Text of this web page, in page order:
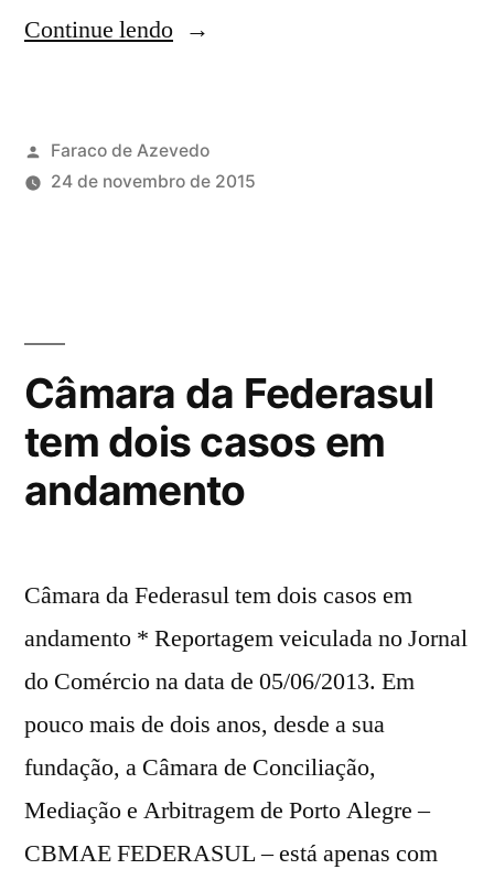
Continue lendo
Faraco de Azevedo
24 de novembro de 2015
Câmara da Federasul
tem dois casos em
andamento
Câmara da Federasul tem dois casos em
andamento * Reportagem veiculada no Jornal
do Comércio na data de 05/06/2013. Em
pouco mais de dois anos, desde a sua
fundação, a Câmara de Conciliação,
Mediação e Arbitragem de Porto Alegre –
CBMAE FEDERASUL – está apenas com